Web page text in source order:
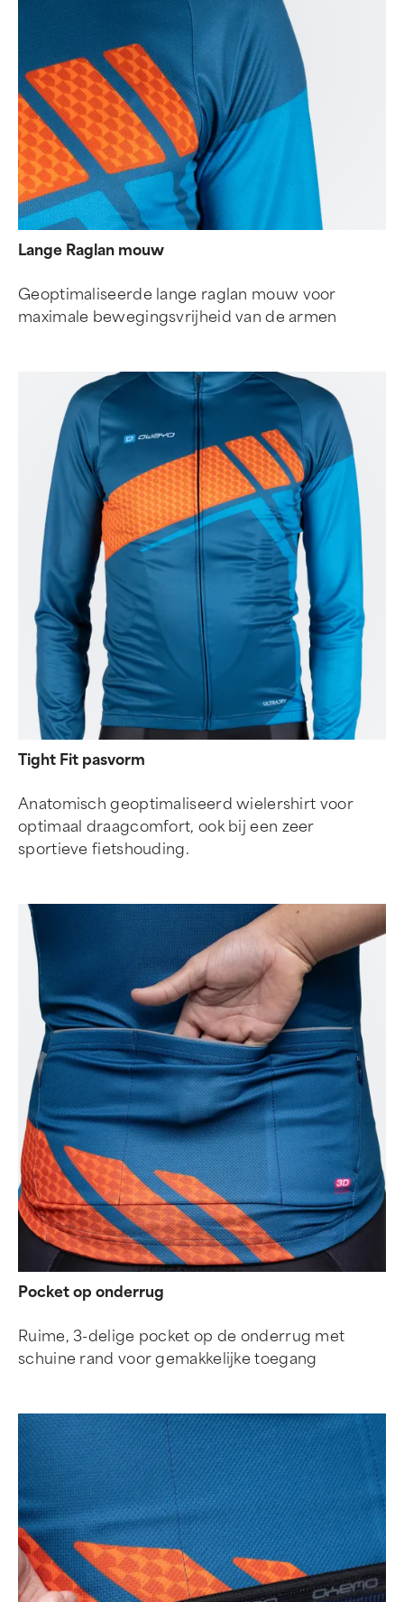
Lange Raglan mouw
Geoptimaliseerde lange raglan mouw voor
maximale bewegingsvrijheid van de armen
Tight Fit pasvorm
Anatomisch geoptimaliseerd wielershirt voor
optimaal draagcomfort, ook bij een zeer
sportieve fietshouding.
Pocket op onderrug
Ruime, 3-delige pocket op de onderrug met
schuine rand voor gemakkelijke toegang